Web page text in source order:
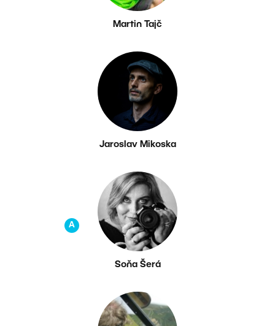
Martin Tajč
Jaroslav Mikoska
A
Soňa Šerá